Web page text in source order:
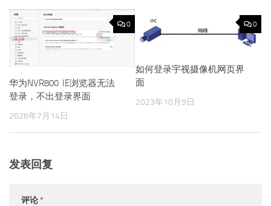
0
华为NVR800 IE浏览器无法
登录，不出登录界面
2026年7月14日
0
如何登录宇视摄像机网页界
面
2023年10月9日
发表回复
评论*